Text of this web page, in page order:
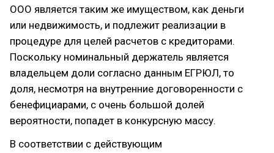
ООО является таким же имуществом, как деньги
или недвижимость, и подлежит реализации в
процедуре для целей расчетов с кредиторами.
Поскольку номинальный держатель является
владельцем доли согласно данным ЕГРЮЛ, то
доля, несмотря на внутренние договоренности с
бенефициарами, с очень большой долей
вероятности, попадет в конкурсную массу.
В соответствии с действующим